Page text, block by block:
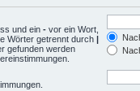
und ein - vor ein Wort,
Wörter getrennt durch |
gefunden werden